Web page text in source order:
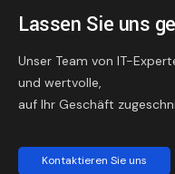
Lassen Sie uns
Unser Team von IT-
und wertvolle,
auf Ihr Geschäft
Kontaktieren Sie uns